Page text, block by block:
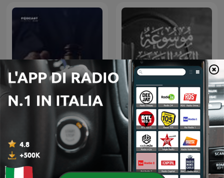
أغرب القضايا موسوعة الكتب الصوتية